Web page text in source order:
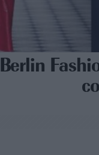
Berlin